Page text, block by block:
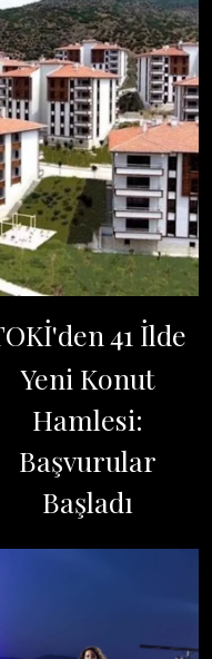
41 İlde
Yeni Konut
Hamlesi:
Başvurular
Başladı